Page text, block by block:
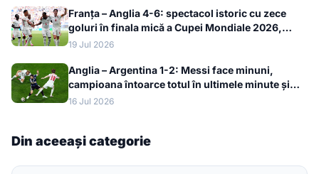
Franța – Anglia 4-6: spectacol istoric cu zece
goluri în finala mică a Cupei Mondiale 2026,
bronzul merge la englezi
19 Jul 2026
Anglia – Argentina 1-2: Messi face minuni,
campioana întoarce totul în ultimele minute și
merge în finala Cupei Mondiale 2026
16 Jul 2026
Din aceeași categorie